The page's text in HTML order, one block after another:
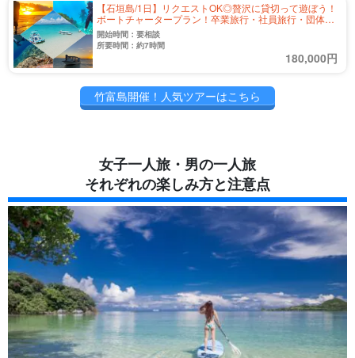
【石垣島/1日】リクエストOK◎贅沢に貸切って遊ぼう！
ボートチャータープラン！卒業旅行・社員旅行・団体で
利用できる☆（No.556）
開始時間：要相談
所要時間：約7時間
180,000円
竹富島開催！人気ツアーはこちら
女子一人旅・男の一人旅
それぞれの楽しみ方と注意点